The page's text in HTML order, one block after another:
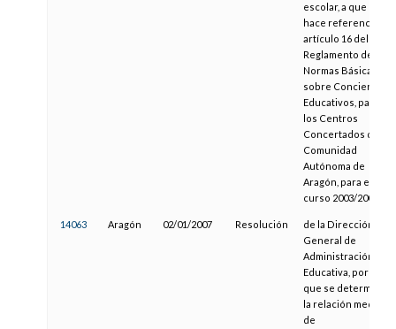
escolar, a que
hace referencia el
artículo 16 del
Reglamento de
Normas Básicas
sobre Conciertos
Educativos, para
los Centros
Concertados de la
Comunidad
Autónoma de
Aragón, para el
curso 2003/2004
14063 Aragón 02/01/2007 Resolución
de la Dirección
General de
Administración
Educativa, por la
que se determina
la relación media
de